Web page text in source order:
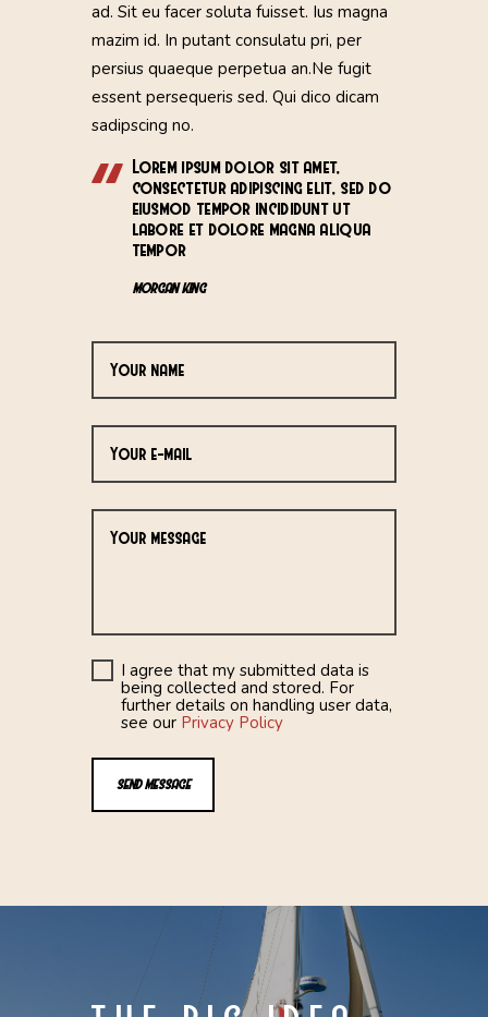
ad. Sit eu facer soluta fuisset. Ius magna
mazim id. In putant consulatu pri, per
persius quaeque perpetua an.Ne fugit
essent persequeris sed. Qui dico dicam
sadipscing no.
Lorem ipsum dolor sit amet,
consectetur adipiscing elit, sed do
eiusmod tempor incididunt ut
labore et dolore magna aliqua
tempor
MORGAN KING
I agree that my submitted data is
being collected and stored. For
further details on handling user data,
see our Privacy Policy
SEND MESSAGE